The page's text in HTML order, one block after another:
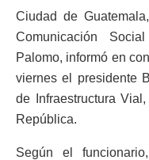
Ciudad de
Comunicación
Palomo, informó en
viernes el presidente
de Infraestructura
República.
Según el